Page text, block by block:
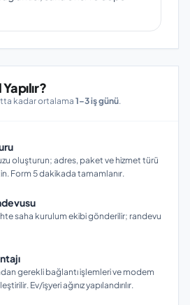
kadar ortalama 1–3 iş günü.
oluşturun; adres, paket ve hizmet türü
Form 5 dakikada tamamlanır.
saha kurulum ekibi gönderilir; randevu
gerekli bağlantı işlemleri ve modem
Ev/işyeri ağınız yapılandırılır.